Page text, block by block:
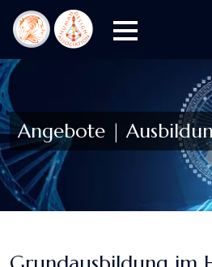
Angebote |